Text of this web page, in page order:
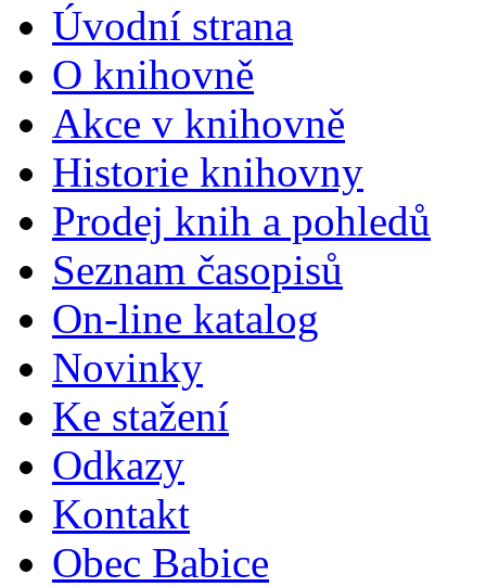
Úvodní strana
O knihovně
Akce v knihovně
Historie knihovny
Prodej knih a pohledů
Seznam časopisů
On-line katalog
Novinky
Ke stažení
Odkazy
Kontakt
Obec Babice